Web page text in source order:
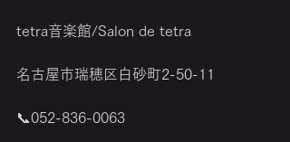
tetra音楽館/Salon de tetra
名古屋市瑞穂区白砂町2-50-11
📞052-836-0063